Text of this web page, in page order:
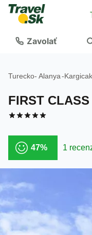
Zavolať
Turecko- Alanya-Kargicak
FIRST
47% 1